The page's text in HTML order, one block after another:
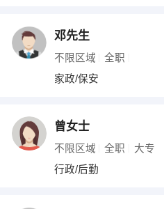
编辑
其他职位
邓先生
不限区域 全职
家政/保安
曾女士
不限区域 全职 大专
行政/后勤